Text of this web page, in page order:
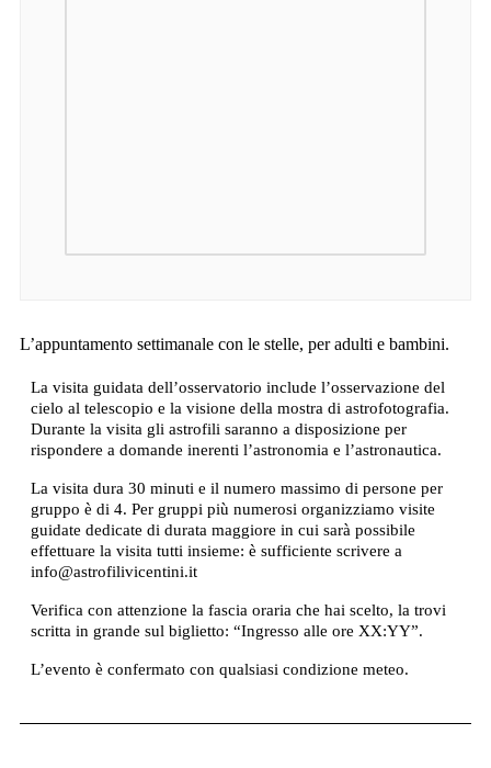
L’appuntamento settimanale con le stelle, per adulti e bambini.
La visita guidata dell’osservatorio include l’osservazione del
cielo al telescopio e la visione della mostra di astrofotografia.
Durante la visita gli astrofili saranno a disposizione per
rispondere a domande inerenti l’astronomia e l’astronautica.
La visita dura 30 minuti e il numero massimo di persone per
gruppo è di 4. Per gruppi più numerosi organizziamo visite
guidate dedicate di durata maggiore in cui sarà possibile
effettuare la visita tutti insieme: è sufficiente scrivere a
info@astrofilivicentini.it
Verifica con attenzione la fascia oraria che hai scelto, la trovi
scritta in grande sul biglietto: “Ingresso alle ore XX:YY”.
L’evento è confermato con qualsiasi condizione meteo.